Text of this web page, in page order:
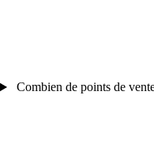
Combien de points de